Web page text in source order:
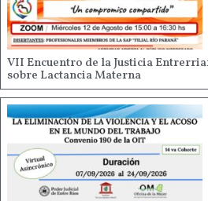
VII Encuentro de la Justicia
sobre Lactancia Materna